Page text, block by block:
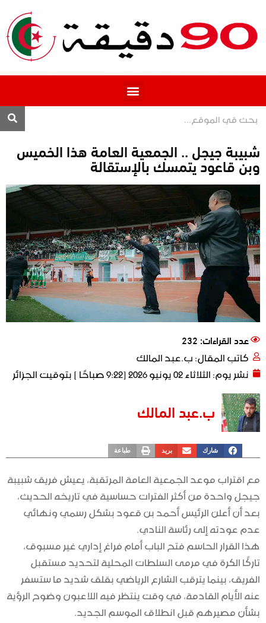
شبيبة جيجل .. الجمعية العامة هذا الخميس
وبن قاعود يتمسك بالإستقالة
عدد القراءات: 232
كاتب المقال:ب.عبد المالك
نشر يوم:الثلاثاء 02 يونيو 2026 [9:22 صباحًا ] بتوقيت الجزائر
ب.عبد المالك
شارك بريد طباعة
مع اقتراب موعد الجمعية العامة المرتقبة، يعيش فريق شبيبة
جيجل واحدة من أكثر الفترات حساسية في تاريخه الحديث،
بعد أن أعلن الرئيس أحمد بن قعود بشكل رسمي ونهائي
عدم عودته إلى رئاسة النادي.
هذا القرار الحاسم فتح الباب أمام فراغ إداري غير مسبوق،
تاركًا الكرة في مرمى السلطات المحلية لتحديد مستقبل
الفريق، بينما يترقب الشارع الرياضي بقلق شديد ما ستسفر
عنه الأيام القادمة، في وقت ينتظر فيه اللاعبون وضوح الرؤية
بشأن مصيرهم قبل انطلاق الموسم الجديد.